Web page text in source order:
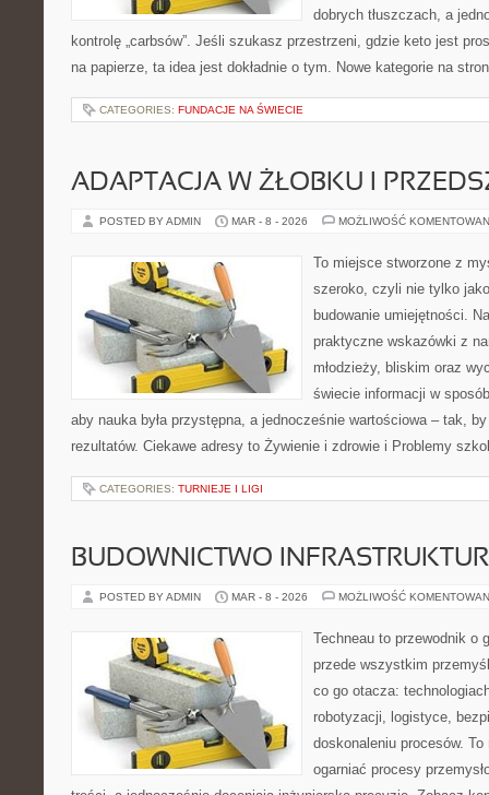
dobrych tłuszczach, a
kontrolę „carbsów”. Jeśli szukasz przestrzeni, gdzie keto jest
na papierze, ta idea jest dokładnie o tym. Nowe kategorie na
CATEGORIES: FUNDACJE NA ŚWIECIE
ADAPTACJA W ŻŁOBKU I
POSTED BY ADMIN MAR - 8 - 2026 MOŻLIWOŚĆ
To miejsce stworzone z
szeroko, czyli nie tylko
budowanie umiejętności.
praktyczne wskazówki z
młodzieży, bliskim oraz
świecie informacji w
aby nauka była przystępna, a jednocześnie wartościowa – tak, by
rezultatów. Ciekawe adresy to Żywienie i zdrowie i Problemy
CATEGORIES: TURNIEJE I LIGI
BUDOWNICTWO
POSTED BY ADMIN MAR - 8 - 2026 MOŻLIWOŚĆ
Techneau to przewodnik o
przede wszystkim
co go otacza:
robotyzacji, logistyce,
doskonaleniu procesów.
ogarniać procesy